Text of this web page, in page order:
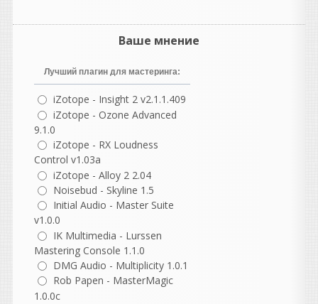
написал 07.08.2026 в16:51
бывает на свете чудес,
коллега, всегда все надо
потом допиливать ручками.
Но в моих случаях один и
распознавала лучше, чем
даже суновский платный
штатный преобразователь
(он вообще довольно
кривой, кстати). А вот
чистые партии призма
берет вообще влёт, лучше
встроенного в S1. Впрочем,
я просто делюсь опытом, а
вы уже сами подбирайте
под себя, что удобнее.
Ваше мнение
Лучший плагин для мастеринга:
iZotope - Insight 2 v2.1.1.409
iZotope - Ozone Advanced
9.1.0
iZotope - RX Loudness
Control v1.03a
iZotope - Alloy 2 2.04
Noisebud - Skyline 1.5
Initial Audio - Master Suite
v1.0.0
IK Multimedia - Lurssen
Mastering Console 1.1.0
DMG Audio - Multiplicity 1.0.1
Rob Papen - MasterMagic
1.0.0c